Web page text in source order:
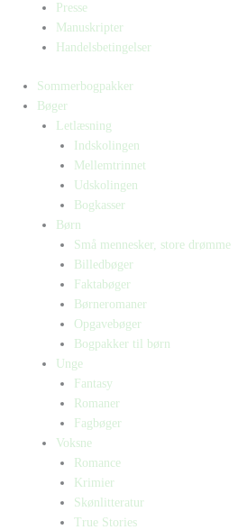
Presse
Manuskripter
Handelsbetingelser
Sommerbogpakker
Bøger
Letlæsning
Indskolingen
Mellemtrinnet
Udskolingen
Bogkasser
Børn
Små mennesker, store drømme
Billedbøger
Faktabøger
Børneromaner
Opgavebøger
Bogpakker til børn
Unge
Fantasy
Romaner
Fagbøger
Voksne
Romance
Krimier
Skønlitteratur
True Stories